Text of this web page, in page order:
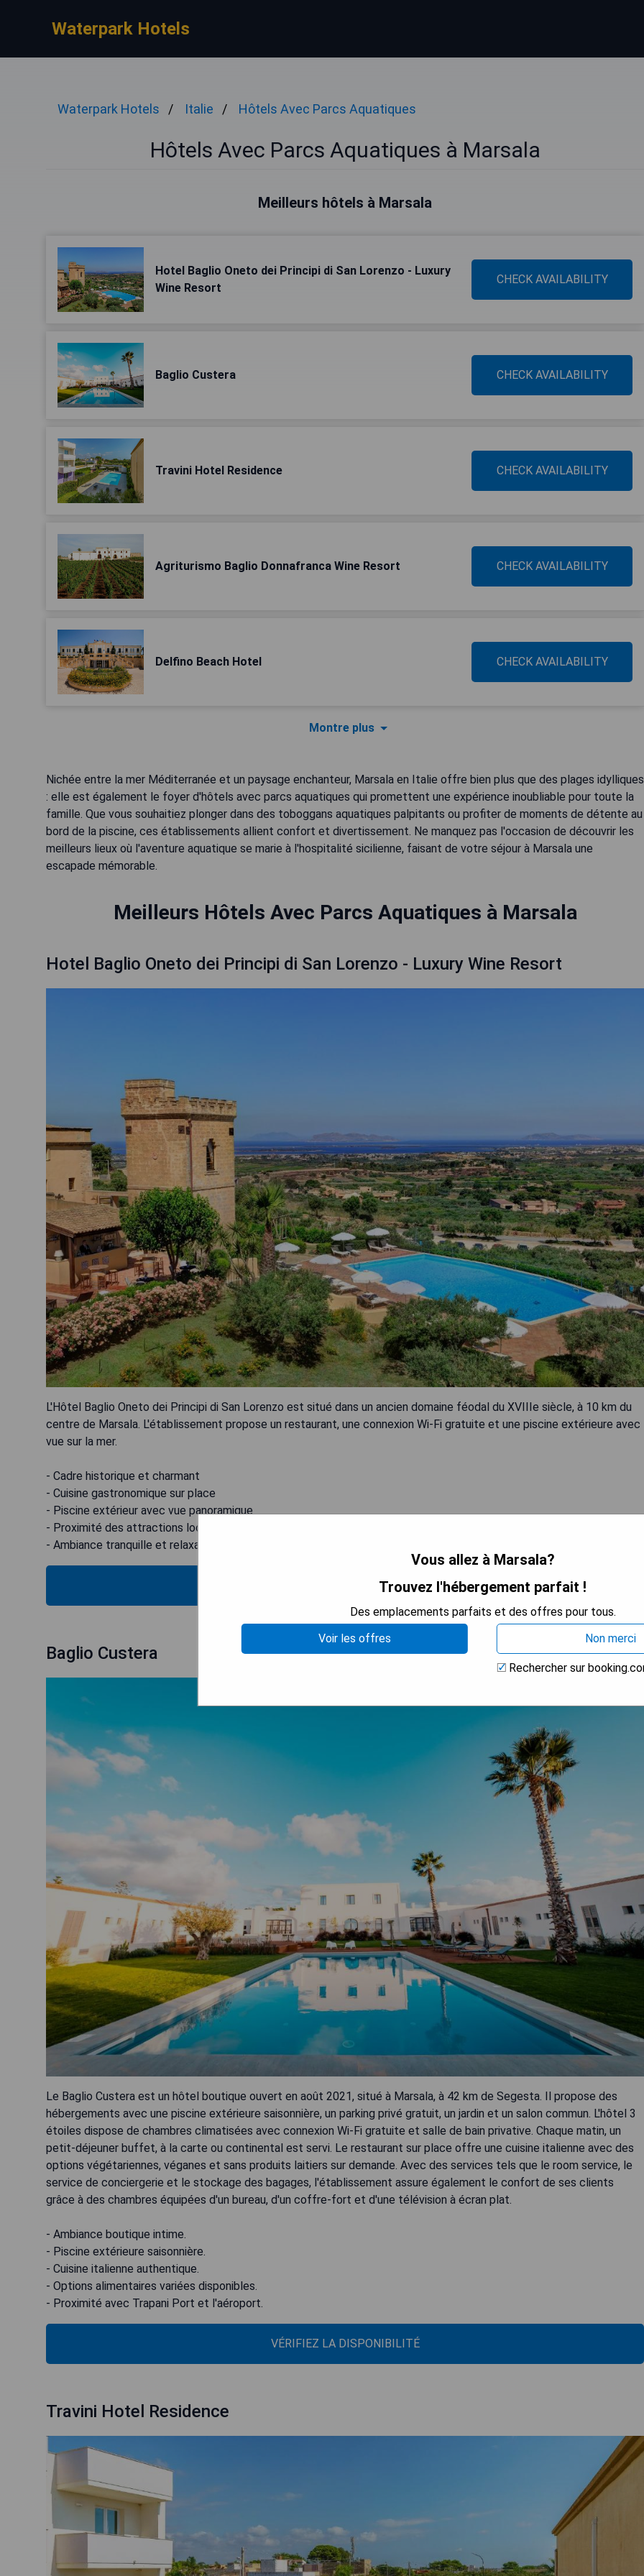
Waterpark Hotels
Waterpark Hotels Italie Hôtels Avec Parcs Aquatiques
Hôtels Avec Parcs Aquatiques à Marsala
Meilleurs hôtels à Marsala
Hotel Baglio Oneto dei Principi di San Lorenzo - Luxury
Wine Resort
CHECK AVAILABILITY
Baglio Custera CHECK AVAILABILITY
Travini Hotel Residence CHECK AVAILABILITY
Agriturismo Baglio Donnafranca Wine Resort CHECK AVAILABILITY
Delfino Beach Hotel CHECK AVAILABILITY
Montre plus
Nichée entre la mer Méditerranée et un paysage enchanteur, Marsala en Italie offre bien plus que des plages idylliques
: elle est également le foyer d'hôtels avec parcs aquatiques qui promettent une expérience inoubliable pour toute la
famille. Que vous souhaitiez plonger dans des toboggans aquatiques palpitants ou profiter de moments de détente au
bord de la piscine, ces établissements allient confort et divertissement. Ne manquez pas l'occasion de découvrir les
meilleurs lieux où l'aventure aquatique se marie à l'hospitalité sicilienne, faisant de votre séjour à Marsala une
escapade mémorable.
Meilleurs Hôtels Avec Parcs Aquatiques à Marsala
Hotel Baglio Oneto dei Principi di San Lorenzo - Luxury Wine Resort
L'Hôtel Baglio Oneto dei Principi di San Lorenzo est situé dans un ancien domaine féodal du XVIIIe siècle, à 10 km du
centre de Marsala. L'établissement propose un restaurant, une connexion Wi-Fi gratuite et une piscine extérieure avec
vue sur la mer.
- Cadre historique et charmant
- Cuisine gastronomique sur place
- Piscine extérieur avec vue panoramique
- Proximité des attractions locales
- Ambiance tranquille et relaxante
VÉRIFIEZ LA DISPONIBILITÉ
Baglio Custera
Le Baglio Custera est un hôtel boutique ouvert en août 2021, situé à Marsala, à 42 km de Segesta. Il propose des
hébergements avec une piscine extérieure saisonnière, un parking privé gratuit, un jardin et un salon commun. L'hôtel 3
étoiles dispose de chambres climatisées avec connexion Wi-Fi gratuite et salle de bain privative. Chaque matin, un
petit-déjeuner buffet, à la carte ou continental est servi. Le restaurant sur place offre une cuisine italienne avec des
options végétariennes, véganes et sans produits laitiers sur demande. Avec des services tels que le room service, le
service de conciergerie et le stockage des bagages, l'établissement assure également le confort de ses clients
grâce à des chambres équipées d'un bureau, d'un coffre-fort et d'une télévision à écran plat.
- Ambiance boutique intime.
- Piscine extérieure saisonnière.
- Cuisine italienne authentique.
- Options alimentaires variées disponibles.
- Proximité avec Trapani Port et l'aéroport.
VÉRIFIEZ LA DISPONIBILITÉ
Travini Hotel Residence
Vous allez à Marsala?
Trouvez l'hébergement parfait !
Des emplacements parfaits et des offres pour tous.
Voir les offres
Non merci
Rechercher sur